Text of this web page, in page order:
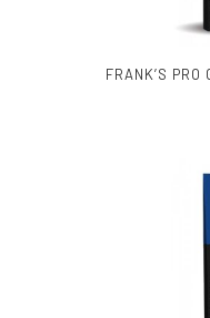
FRANK’S PRO